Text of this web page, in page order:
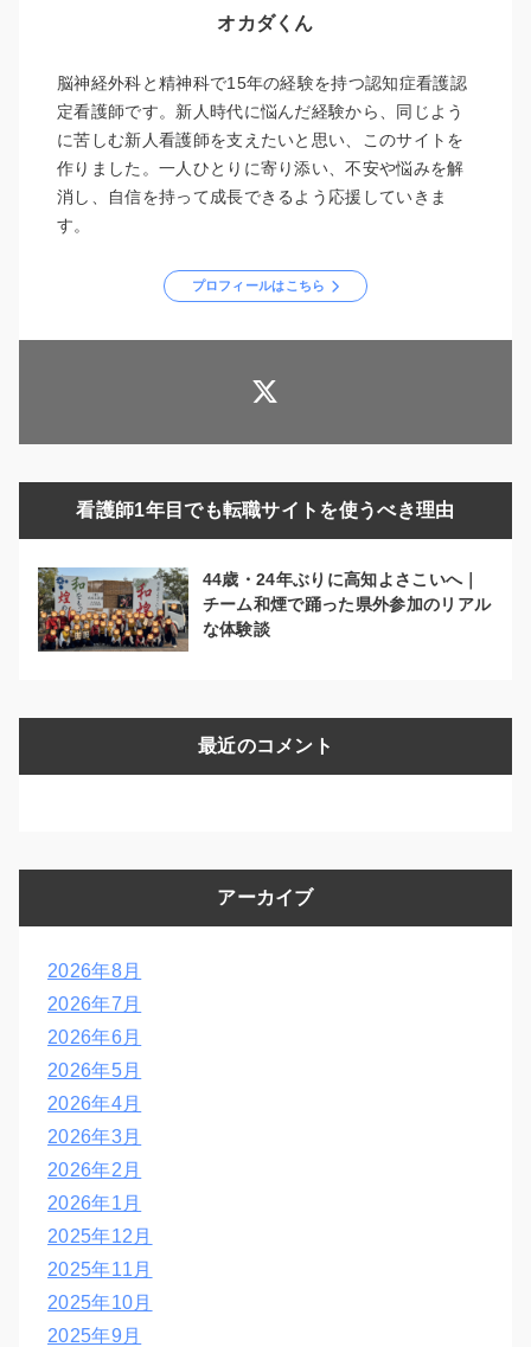
オカダくん
脳神経外科と精神科で15年の経験を持つ認知症看護認
定看護師です。新人時代に悩んだ経験から、同じよう
に苦しむ新人看護師を支えたいと思い、このサイトを
作りました。一人ひとりに寄り添い、不安や悩みを解
消し、自信を持って成長できるよう応援していきま
す。
プロフィールはこちら
看護師1年目でも転職サイトを使うべき理由
44歳・24年ぶりに高知よさこいへ｜
チーム和煙で踊った県外参加のリアル
な体験談
最近のコメント
アーカイブ
2026年8月
2026年7月
2026年6月
2026年5月
2026年4月
2026年3月
2026年2月
2026年1月
2025年12月
2025年11月
2025年10月
2025年9月